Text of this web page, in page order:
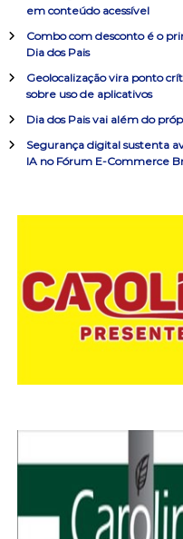
d
P
r
o
:
em conteúdo acessível
Combo com desconto é o
Dia dos Pais
Geolocalização vira ponto
sobre uso de aplicativos
Dia dos Pais vai além do
Segurança digital sustenta
IA no Fórum E-Commerce